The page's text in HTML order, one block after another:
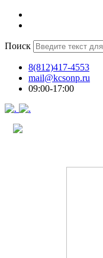
Поиск
8(812)417-4553
mail@kcsonp.ru
09:00-17:00